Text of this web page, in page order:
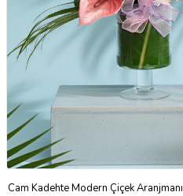
Cam Kadehte Modern Çiçek Aranjmanı